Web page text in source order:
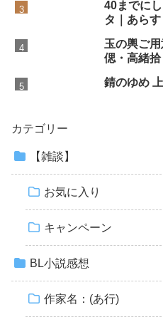
40までに
タ｜あら
玉の輿ご
偲・高緒
錆のゆめ
カテゴリー
【雑談】
お気に入り
キャンペーン
BL小説感想
作家名：(あ行)